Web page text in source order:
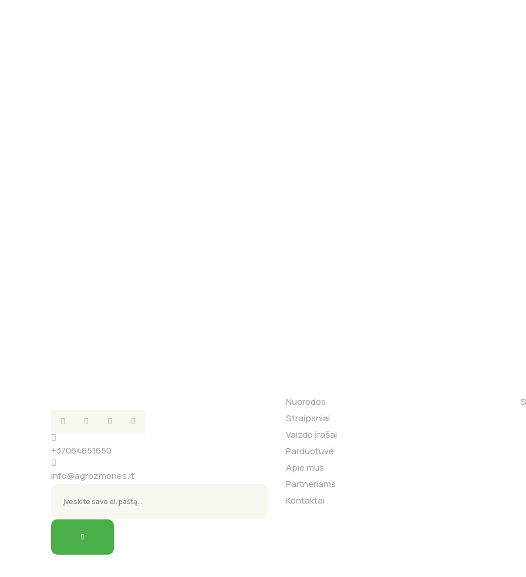
+37064651650
info@agrozmones.lt
Nuorodos
Straipsniai
Vaizdo įrašai
Parduotuvė
Apie mus
Partneriams
Kontaktai